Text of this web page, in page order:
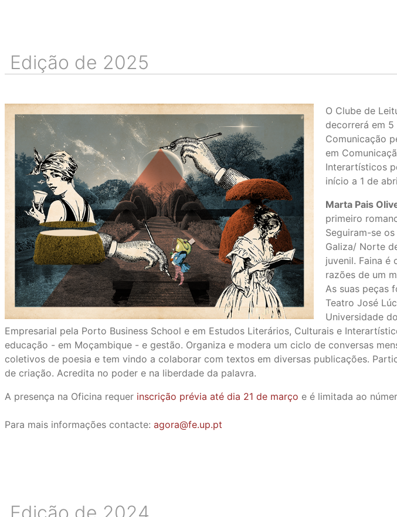
Edição de 2025
O Clube de
decorrerá em 5
Comunicação
em
Interartísticos
início a 1 de
Marta Pais
primeiro
Seguiram-se
Galiza/ Norte
juvenil. Faina é
razões de um
As suas peças
Teatro José
Universidade
Empresarial pela Porto Business School e em Estudos Literários, Culturais e
educação - em Moçambique - e gestão. Organiza e modera um ciclo de conversas
coletivos de poesia e tem vindo a colaborar com textos em diversas publicações.
de criação. Acredita no poder e na liberdade da palavra.
A presença na Oficina requer inscrição prévia até dia 21 de março e é limitada ao
Para mais informações contacte: agora@fe.up.pt